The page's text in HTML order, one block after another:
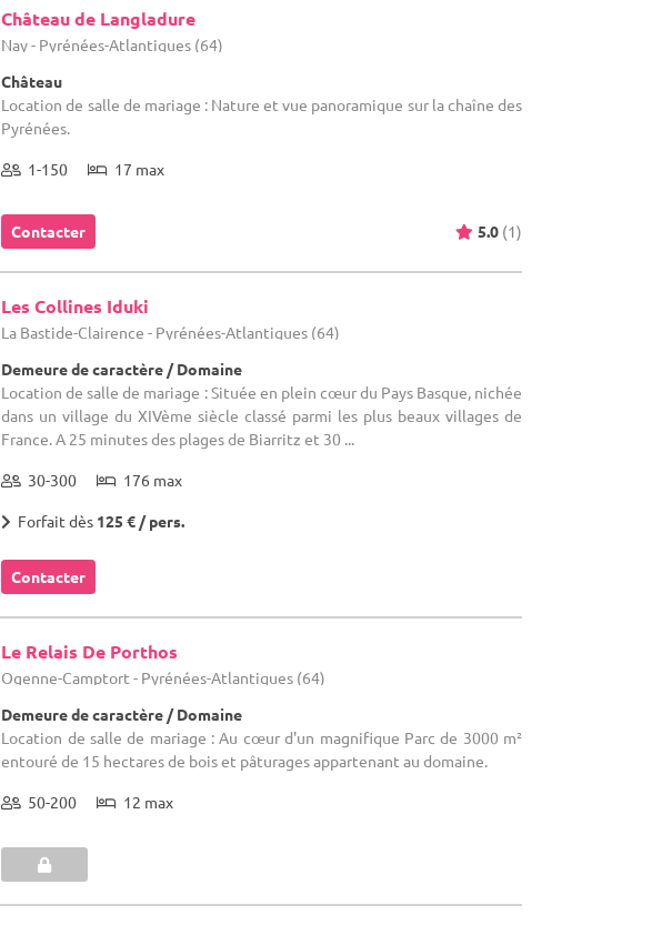
Château de Langladure
Nay - Pyrénées-Atlantiques (64)
Château
Location de salle de mariage : Nature et vue panoramique sur la chaîne des
Pyrénées.
1-150 17 max
Contacter 5.0 (1)
Les Collines Iduki
La Bastide-Clairence - Pyrénées-Atlantiques (64)
Demeure de caractère / Domaine
Location de salle de mariage : Située en plein cœur du Pays Basque, nichée
dans un village du XIVème siècle classé parmi les plus beaux villages de
France. A 25 minutes des plages de Biarritz et 30 ...
30-300 176 max
Forfait dès 125 € / pers.
Contacter
Le Relais De Porthos
Ogenne-Camptort - Pyrénées-Atlantiques (64)
Demeure de caractère / Domaine
Location de salle de mariage : Au cœur d'un magnifique Parc de 3000 m²
entouré de 15 hectares de bois et pâturages appartenant au domaine.
50-200 12 max